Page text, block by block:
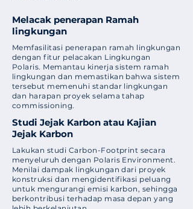
Melacak penerapan Ramah
lingkungan
Memfasilitasi penerapan ramah lingkungan
dengan fitur pelacakan Lingkungan
Polaris. Memantau kinerja sistem ramah
lingkungan dan memastikan bahwa sistem
tersebut memenuhi standar lingkungan
dan harapan proyek selama tahap
commissioning.
Studi Jejak Karbon atau Kajian
Jejak Karbon
Lakukan studi Carbon-Footprint secara
menyeluruh dengan Polaris Environment.
Menilai dampak lingkungan dari proyek
konstruksi dan mengidentifikasi peluang
untuk mengurangi emisi karbon, sehingga
berkontribusi terhadap masa depan yang